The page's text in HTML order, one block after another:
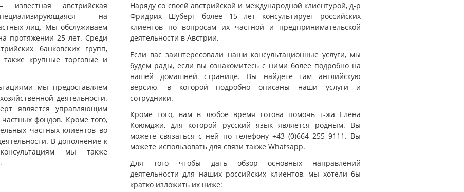
известная австрийская
на
лиц. Мы обслуживаем
протяжении 25 лет. Среди
банковских групп,
крупные торговые и
мы предоставляем
деятельности.
является управляющим
фондов. Кроме того,
частных клиентов во
В дополнение к
мы также
Наряду со своей австрийской и международной клиентурой, д-р
Фридрих Шуберт более 15 лет консультирует российских
клиентов по вопросам их частной и предпринимательской
деятельности в Австрии.
Если вас заинтересовали наши консультационные услуги, мы
будем рады, если вы ознакомитесь с ними более подробно на
нашей домашней странице. Вы найдете там английскую
версию, в которой подробно описаны наши услуги и
сотрудники.
Кроме того, вам в любое время готова помочь г-жа Елена
Коюмджи, для которой русский язык является родным. Вы
можете связаться с ней по телефону +43 (0)664 255 9111. Вы
можете использовать для связи также Whatsapp.
Для того чтобы дать обзор основных направлений
деятельности для наших российских клиентов, мы хотели бы
кратко изложить их ниже: